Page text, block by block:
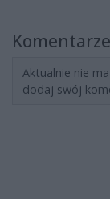
Komentarze
Aktualnie nie
dodaj swój